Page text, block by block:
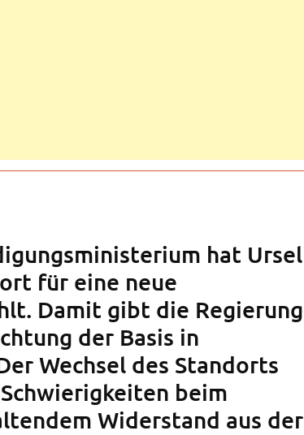
hat Ursel
für eine neue
Damit gibt die Regierung
der Basis in
Wechsel des Standorts
beim
Widerstand aus der